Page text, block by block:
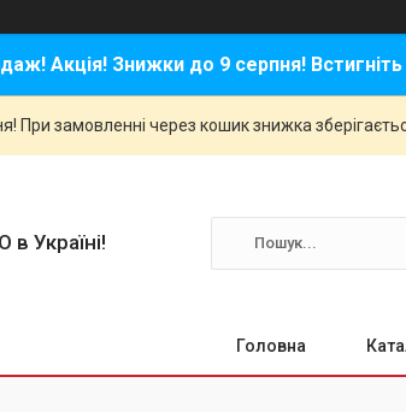
Акція! Знижки до 9 серпня!
замовленні через кошик знижка
в Україні!
Головна